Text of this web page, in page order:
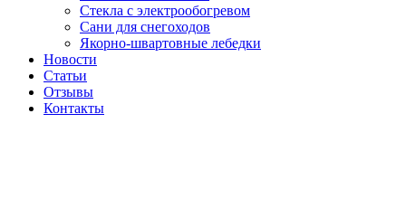
Стекла с электрообогревом
Сани для снегоходов
Якорно-швартовные лебедки
Новости
Статьи
Отзывы
Контакты